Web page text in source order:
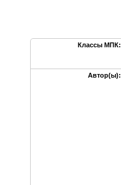
Классы МПК:
Автор(ы):